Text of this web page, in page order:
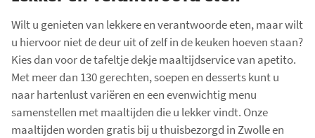
e
n
b
i
j
g
Wilt u genieten van lekkere en verantwoorde eten, maar wilt
u hiervoor niet de deur uit of zelf in de keuken hoeven staan?
Kies dan voor de tafeltje dekje maaltijdservice van apetito.
Met meer dan 130 gerechten, soepen en desserts kunt u
naar hartenlust variëren en een evenwichtig menu
samenstellen met maaltijden die u lekker vindt. Onze
maaltijden worden gratis bij u thuisbezorgd in Zwolle en